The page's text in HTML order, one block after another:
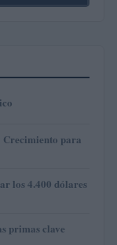
Crecimiento para
los 4.400 dólares
primas clave